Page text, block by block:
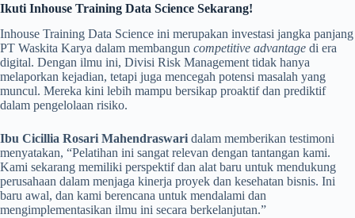
Ikuti Inhouse Training Data Science Sekarang!
Inhouse Training Data Science ini merupakan investasi jangka panjang
PT Waskita Karya dalam membangun competitive advantage di era
digital. Dengan ilmu ini, Divisi Risk Management tidak hanya
melaporkan kejadian, tetapi juga mencegah potensi masalah yang
muncul. Mereka kini lebih mampu bersikap proaktif dan prediktif
dalam pengelolaan risiko.
Ibu Cicillia Rosari Mahendraswari dalam memberikan testimoni
menyatakan, “Pelatihan ini sangat relevan dengan tantangan kami.
Kami sekarang memiliki perspektif dan alat baru untuk mendukung
perusahaan dalam menjaga kinerja proyek dan kesehatan bisnis. Ini
baru awal, dan kami berencana untuk mendalami dan
mengimplementasikan ilmu ini secara berkelanjutan.”